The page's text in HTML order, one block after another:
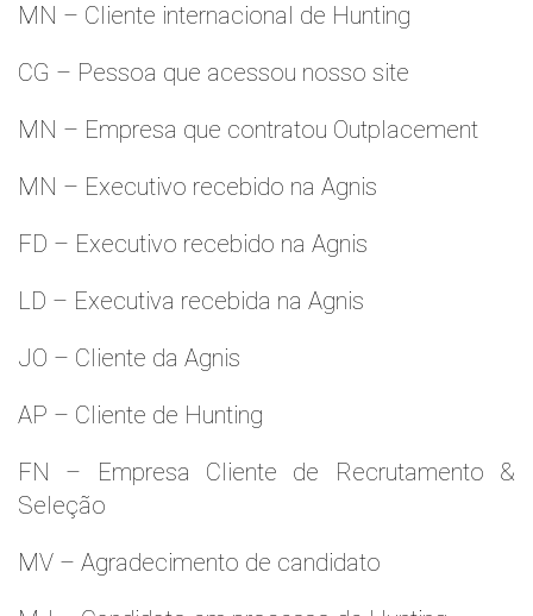
MN – Cliente internacional de Hunting
CG – Pessoa que acessou nosso site
MN – Empresa que contratou Outplacement
MN – Executivo recebido na Agnis
FD – Executivo recebido na Agnis
LD – Executiva recebida na Agnis
JO – Cliente da Agnis
AP – Cliente de Hunting
FN – Empresa Cliente de Recrutamento &
Seleção
MV – Agradecimento de candidato